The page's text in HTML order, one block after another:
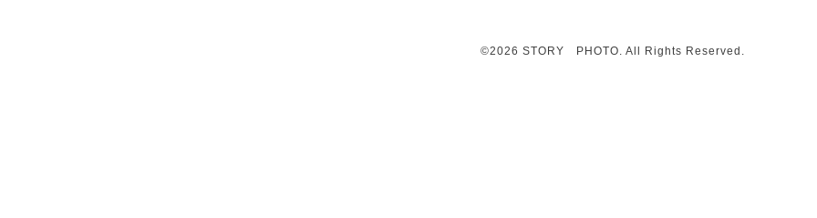
©2026 STORY PHOTO . All Rights Reserved.